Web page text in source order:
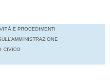
E PROCEDIMENTI
CIVICO